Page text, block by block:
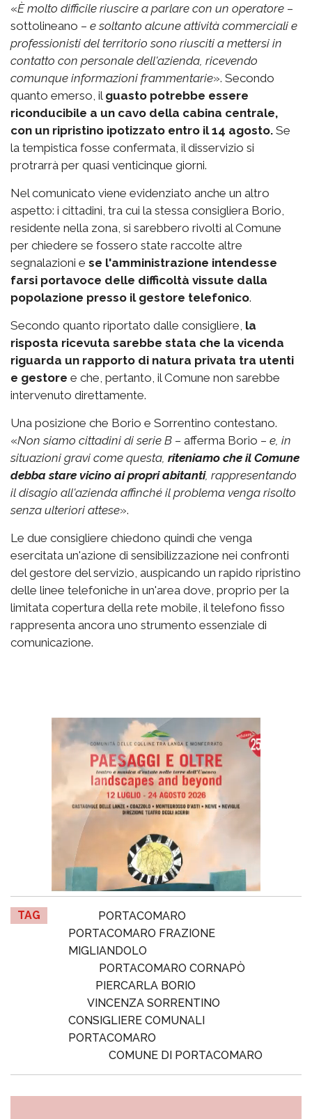
«È molto difficile riuscire a parlare con un operatore –
sottolineano – e soltanto alcune attività commerciali e
professionisti del territorio sono riusciti a mettersi in
contatto con personale dell'azienda, ricevendo
comunque informazioni frammentarie». Secondo
quanto emerso, il guasto potrebbe essere
riconducibile a un cavo della cabina centrale,
con un ripristino ipotizzato entro il 14 agosto. Se
la tempistica fosse confermata, il disservizio si
protrarrà per quasi venticinque giorni.
Nel comunicato viene evidenziato anche un altro
aspetto: i cittadini, tra cui la stessa consigliera Borio,
residente nella zona, si sarebbero rivolti al Comune
per chiedere se fossero state raccolte altre
segnalazioni e se l'amministrazione intendesse
farsi portavoce delle difficoltà vissute dalla
popolazione presso il gestore telefonico.
Secondo quanto riportato dalle consigliere, la
risposta ricevuta sarebbe stata che la vicenda
riguarda un rapporto di natura privata tra utenti
e gestore e che, pertanto, il Comune non sarebbe
intervenuto direttamente.
Una posizione che Borio e Sorrentino contestano.
«Non siamo cittadini di serie B – afferma Borio – e, in
situazioni gravi come questa, riteniamo che il Comune
debba stare vicino ai propri abitanti, rappresentando
il disagio all'azienda affinché il problema venga risolto
senza ulteriori attese».
Le due consigliere chiedono quindi che venga
esercitata un'azione di sensibilizzazione nei confronti
del gestore del servizio, auspicando un rapido ripristino
delle linee telefoniche in un'area dove, proprio per la
limitata copertura della rete mobile, il telefono fisso
rappresenta ancora uno strumento essenziale di
comunicazione.
TAG
PORTACOMARO
PORTACOMARO FRAZIONE
MIGLIANDOLO
PORTACOMARO CORNAPÒ
PIERCARLA BORIO
VINCENZA SORRENTINO
CONSIGLIERE COMUNALI
PORTACOMARO
COMUNE DI PORTACOMARO